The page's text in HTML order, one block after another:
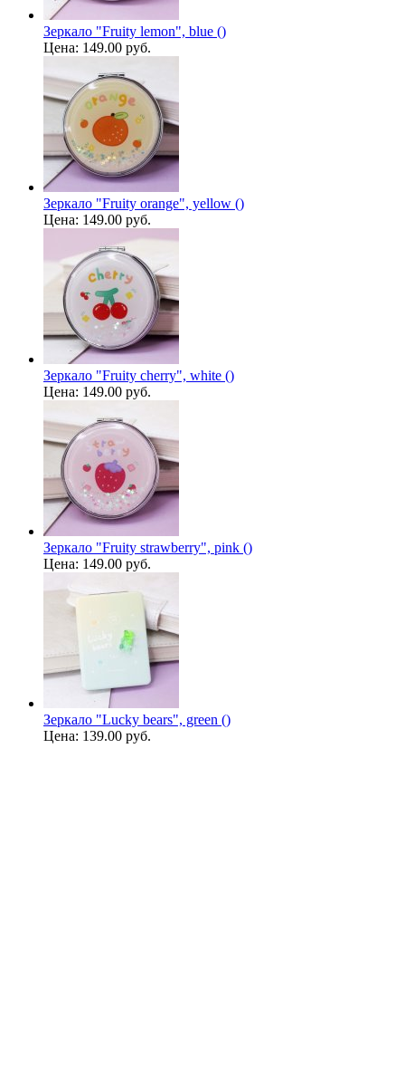
Зеркало "Fruity lemon", blue ()
Цена: 149.00 руб.
Зеркало "Fruity orange", yellow ()
Цена: 149.00 руб.
Зеркало "Fruity cherry", white ()
Цена: 149.00 руб.
Зеркало "Fruity strawberry", pink ()
Цена: 149.00 руб.
Зеркало "Lucky bears", green ()
Цена: 139.00 руб.